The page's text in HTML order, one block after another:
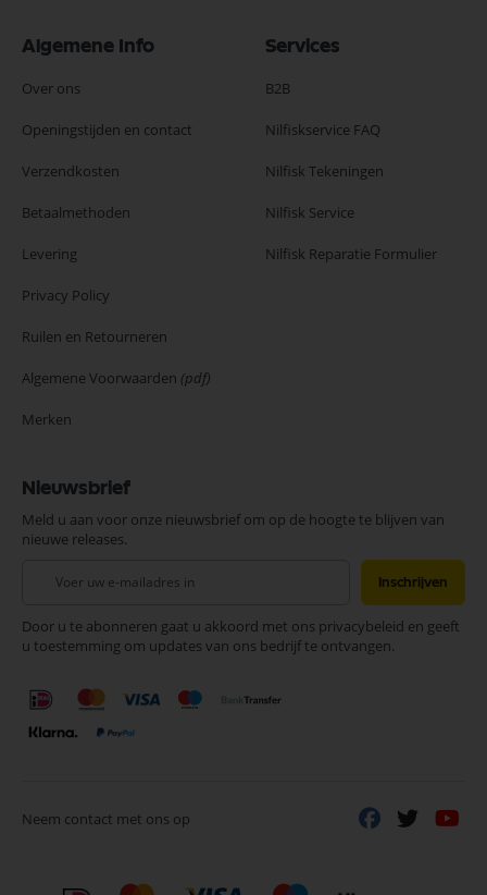
Algemene Info
Over ons
Openingstijden en contact
Verzendkosten
Betaalmethoden
Levering
Privacy Policy
Ruilen en Retourneren
Algemene Voorwaarden (pdf)
Merken
Services
B2B
Nilfiskservice FAQ
Nilfisk Tekeningen
Nilfisk Service
Nilfisk Reparatie Formulier
Nieuwsbrief
Meld u aan voor onze nieuwsbrief om op de hoogte te blijven van
nieuwe releases.
onze
nieuwsbrief
Inschrijven
Door u te abonneren gaat u akkoord met ons privacybeleid en geeft
u toestemming om updates van ons bedrijf te ontvangen.
Neem contact met ons op